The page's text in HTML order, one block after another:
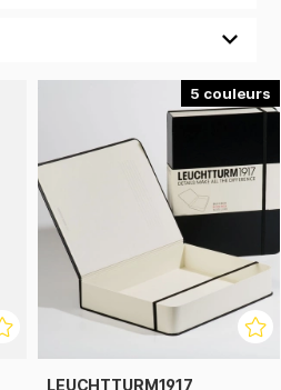
5
LEUCHTTURM1917